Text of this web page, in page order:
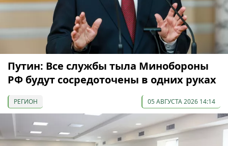
Путин: Все службы тыла Минобороны
РФ будут сосредоточены в одних руках
РЕГИОН 05 АВГУСТА 2026 14:14